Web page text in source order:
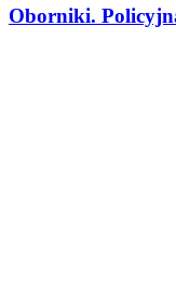
Oborniki.